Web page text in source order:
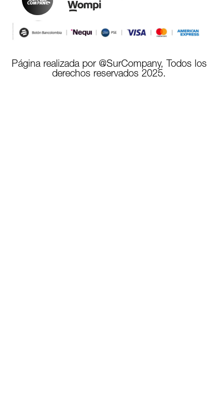
Página realizada por @SurCompany, Todos los
derechos reservados 2025.